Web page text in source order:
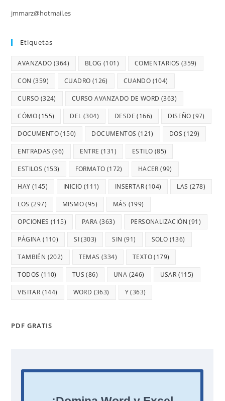
jmmarz@hotmail.es
Etiquetas
AVANZADO (364) BLOG (101) COMENTARIOS (359)
CON (359) CUADRO (126) CUANDO (104)
CURSO (324) CURSO AVANZADO DE WORD (363)
CÓMO(155) DEL (304) DESDE (166) DISEÑO (97)
DOCUMENTO(150) DOCUMENTOS (121) DOS (129)
ENTRADAS (96) ENTRE (131) ESTILO (85)
ESTILOS (153) FORMATO (172) HACER (99)
HAY (145) INICIO (111) INSERTAR(104) LAS (278)
LOS (297) MISMO(95) MÁS (199)
OPCIONES (115) PARA (363) PERSONALIZACIÓN (91)
PÁGINA (110) SI(303) SIN (91) SOLO (136)
TAMBIÉN (202) TEMAS (334) TEXTO(179)
TODOS (110) TUS (86) UNA (246) USAR (115)
VISITAR (144) WORD (363) Y(363)
PDF GRATIS